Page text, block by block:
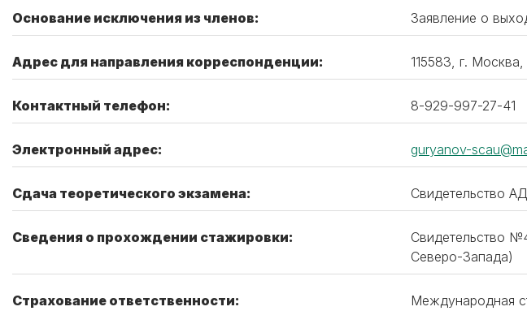
Основание исключения из членов: Заявление о
Адрес для направления корреспонденции: 115583, г.
Контактный телефон: 8-929-997-27-41
Электронный адрес: guryanov-
Сдача теоретического экзамена: Свидетельство
Сведения о прохождении стажировки:
Свидетельство
Северо-Запада)
Страхование ответственности:
Международная